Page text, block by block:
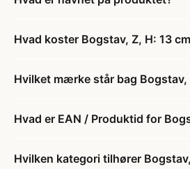
Hvad koster Bogstav, Z, H: 13
Hvilket mærke står bag Bogstav,
Hvad er EAN / Produktid for
Hvilken kategori tilhører